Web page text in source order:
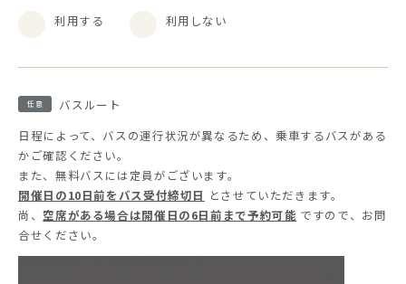
利用する 利用しない
任意
バスルート
日程によって、バスの運行状況が異なるため、乗車するバスがある
かご確認ください。
また、無料バスには定員がございます。
開催日の10日前をバス受付締切日 とさせていただきます。
尚、空席がある場合は開催日の6日前まで予約可能 ですので、お問
合せください。
参加日のルートや時間を確認する